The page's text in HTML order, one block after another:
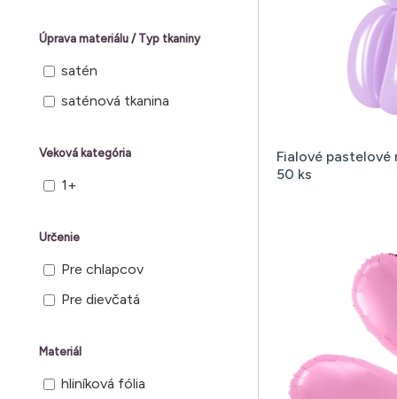
Veková kategória
1+
Materiál
hliníková fólia
Určenie
Pre chlapcov
Pre dievčatá
Úprava materiálu / Typ tkaniny
satén
saténová tkanina
Fialové
50 ks